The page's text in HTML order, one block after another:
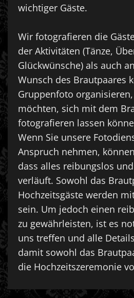
wichtiger Gäste.
Wir fotografieren die
der Aktivitäten (Tänze,
Glückwünsche) als auch
Wunsch des Brautpaares
Gruppenfoto
möchten, sich mit dem
fotografieren lassen
Wenn Sie unsere
Anspruch nehmen,
dass alles reibungslos
verläuft. Sowohl das
Hochzeitsgäste werden
sein. Um jedoch einen
zu gewährleisten, ist es
uns treffen und alle
damit sowohl das
die Hochzeitszeremonie